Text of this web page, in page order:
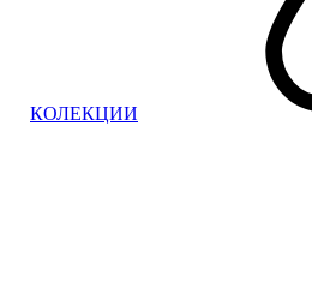
КОЛЕКЦИИ